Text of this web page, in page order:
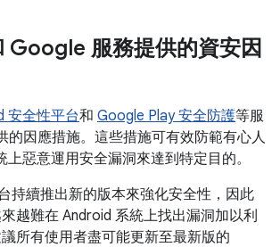
服務提供的資安因
安全性平台和 Google Play 安全防護等服
的因應措施。這些措施可有效防範有心人
上惡意運用安全漏洞來達到特定目的。
持續推出新的版本來強化安全性，因此
越難在 Android 系統上找出漏洞加以利
所有使用者盡可能更新至最新版的